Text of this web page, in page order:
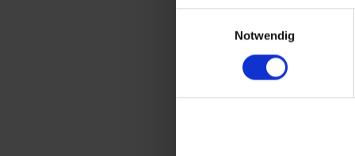
Notwendig